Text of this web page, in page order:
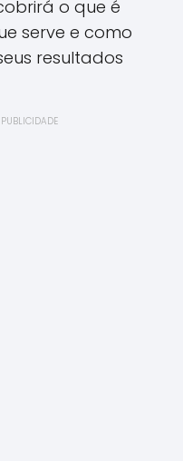
o que é
serve e como
resultados